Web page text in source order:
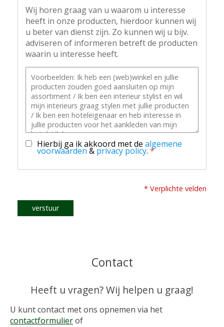
Wij horen graag van u waarom u interesse
heeft in onze producten, hierdoor kunnen wij
u beter van dienst zijn. Zo kunnen wij u bijv.
adviseren of informeren betreft de producten
waarin u interesse heeft.
Hierbij ga ik akkoord met de algemene
voorwaarden & privacy policy. *
* Verplichte velden
verstuur
Contact
Heeft u vragen? Wij helpen u graag!
U kunt contact met ons opnemen via het
contactformulierof